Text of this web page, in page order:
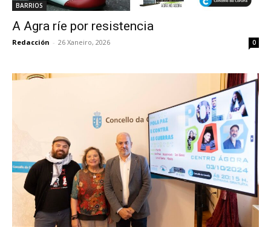
BARRIOS
A Agra ríe por resistencia
Redacción - 26 Xaneiro, 2026 0